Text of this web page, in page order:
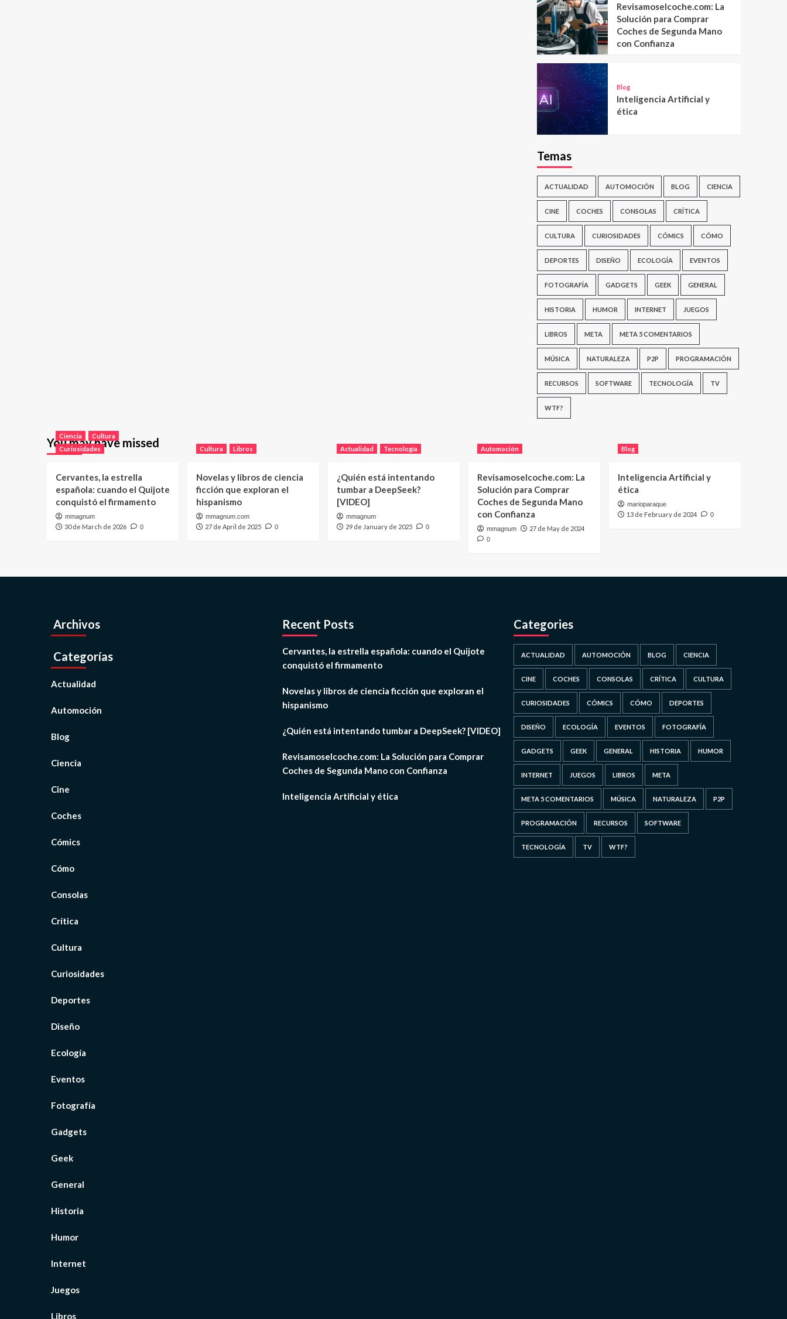
Revisamoselcoche.com: La
Solución para Comprar
Coches de Segunda Mano
con Confianza
Blog
Inteligencia Artificial y
ética
Temas
ACTUALIDAD AUTOMOCIÓN BLOG CIENCIA
CINE COCHES CONSOLAS CRÍTICA
CULTURA CURIOSIDADES CÓMICS CÓMO
DEPORTES DISEÑO ECOLOGÍA EVENTOS
FOTOGRAFÍA GADGETS GEEK GENERAL
HISTORIA HUMOR INTERNET JUEGOS
LIBROS META META 5 COMENTARIOS
MÚSICA NATURALEZA P2P PROGRAMACIÓN
RECURSOS SOFTWARE TECNOLOGÍA TV
WTF?
You may have missed
Ciencia
Cultura
Curiosidades
Cervantes, la estrella
española: cuando el Quijote
conquistó el firmamento
mmagnum
30 de March de 2026 0
Cultura Libros
Novelas y libros de ciencia
ficción que exploran el
hispanismo
mmagnum.com
27 de April de 2025 0
Actualidad Tecnología
¿Quién está intentando
tumbar a DeepSeek?
[VIDEO]
mmagnum
29 de January de 2025 0
Automoción
Revisamoselcoche.com: La
Solución para Comprar
Coches de Segunda Mano
con Confianza
mmagnum 27 de May de 2024
0
Blog
Inteligencia Artificial y
ética
marioparaque
13 de February de 2024 0
Archivos
Categorías
Actualidad
Automoción
Blog
Ciencia
Cine
Coches
Cómics
Cómo
Consolas
Crítica
Cultura
Curiosidades
Deportes
Diseño
Ecología
Eventos
Fotografía
Gadgets
Geek
General
Historia
Humor
Internet
Juegos
Libros
Recent Posts
Cervantes, la estrella española: cuando el Quijote
conquistó el firmamento
Novelas y libros de ciencia ficción que exploran el
hispanismo
¿Quién está intentando tumbar a DeepSeek? [VIDEO]
Revisamoselcoche.com: La Solución para Comprar
Coches de Segunda Mano con Confianza
Inteligencia Artificial y ética
Categories
ACTUALIDAD AUTOMOCIÓN BLOG CIENCIA
CINE COCHES CONSOLAS CRÍTICA CULTURA
CURIOSIDADES CÓMICS CÓMO DEPORTES
DISEÑO ECOLOGÍA EVENTOS FOTOGRAFÍA
GADGETS GEEK GENERAL HISTORIA HUMOR
INTERNET JUEGOS LIBROS META
META 5 COMENTARIOS MÚSICA NATURALEZA P2P
PROGRAMACIÓN RECURSOS SOFTWARE
TECNOLOGÍA TV WTF?